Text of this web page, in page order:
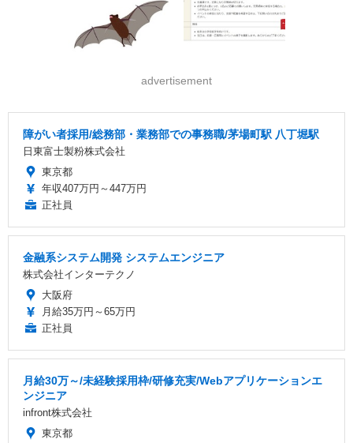
advertisement
障がい者採用/総務部・業務部での事務職/茅場町駅 八丁堀駅
日東富士製粉株式会社
東京都
年収407万円～447万円
正社員
金融系システム開発 システムエンジニア
株式会社インターテクノ
大阪府
月給35万円～65万円
正社員
月給30万～/未経験採用枠/研修充実/Webアプリケーションエ
ンジニア
infront株式会社
東京都